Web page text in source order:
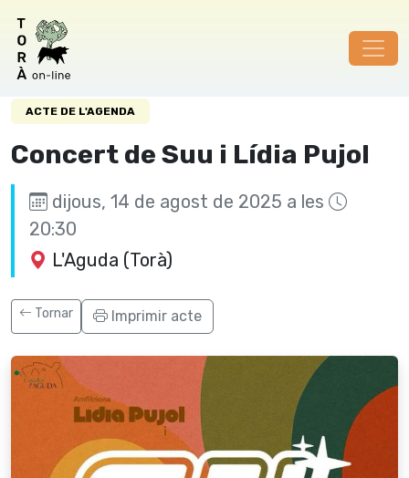
ACTE DE L'AGENDA
Concert de Suu i Lídia Pujol
dijous, 14 de agost de 2025 a les
20:30
L'Aguda (Torà)
Tornar Imprimir acte